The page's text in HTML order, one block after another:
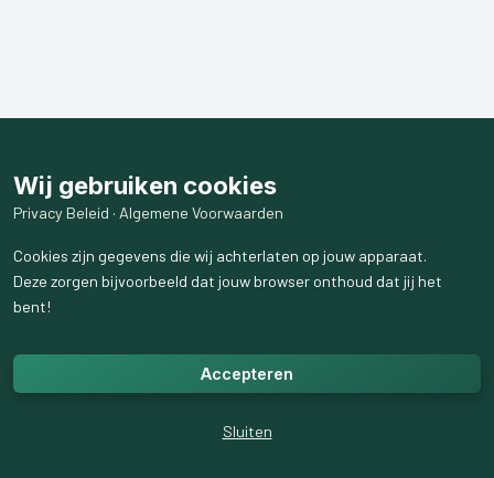
Wij gebruiken cookies
Privacy Beleid · Algemene Voorwaarden
Cookies zijn gegevens die wij achterlaten op jouw apparaat.
Deze zorgen bijvoorbeeld dat jouw browser onthoud dat jij het
bent!
Accepteren
Sluiten